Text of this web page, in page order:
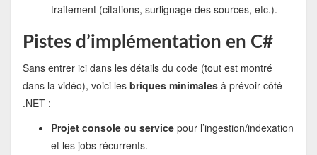
traitement (citations, surlignage des sources, etc.).
Pistes d’implémentation en C#
Sans entrer ici dans les détails du code (tout est montré
dans la vidéo), voici les briques minimalesà prévoir côté
.NET :
Projet console ou servicepour l’ingestion/indexation
et les jobs récurrents.